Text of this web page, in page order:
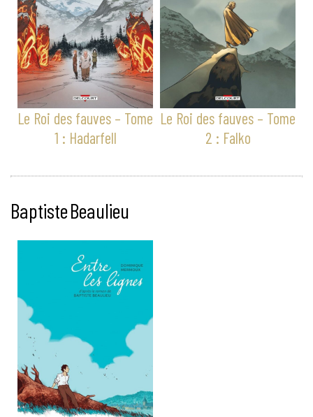
Le Roi des fauves – Tome
1 : Hadarfell
Le Roi des fauves – Tome
2 : Falko
Baptiste Beaulieu